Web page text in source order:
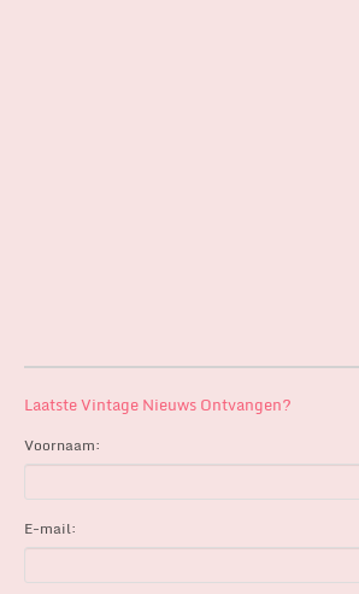
Laatste Vintage Nieuws Ontvangen?
Voornaam:
E-mail: